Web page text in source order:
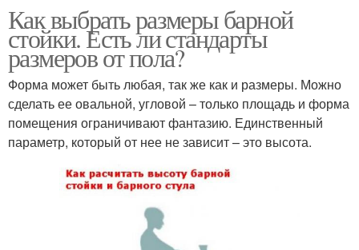
Как выбрать размеры барной
стойки. Есть ли стандарты
размеров от пола?
Форма может быть любая, так же как и размеры. Можно
сделать ее овальной, угловой – только площадь и форма
помещения ограничивают фантазию. Единственный
параметр, который от нее не зависит – это высота.